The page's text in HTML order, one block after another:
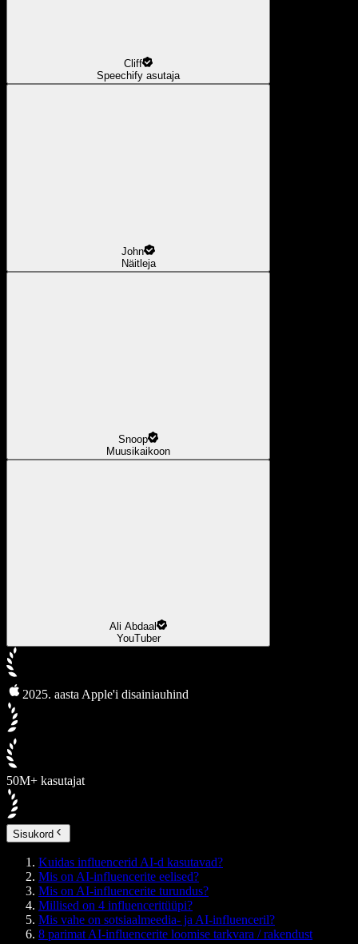
Cliff
Speechify asutaja
John
Näitleja
Snoop
Muusikaikoon
Ali Abdaal
YouTuber
2025. aasta Apple'i disainiauhind
50M+ kasutajat
Sisukord
Kuidas influencerid AI-d kasutavad?
Mis on AI-influencerite eelised?
Mis on AI-influencerite turundus?
Millised on 4 influenceritüüpi?
Mis vahe on sotsiaalmeedia- ja AI-influenceril?
8 parimat AI-influencerite loomise tarkvara / rakendust